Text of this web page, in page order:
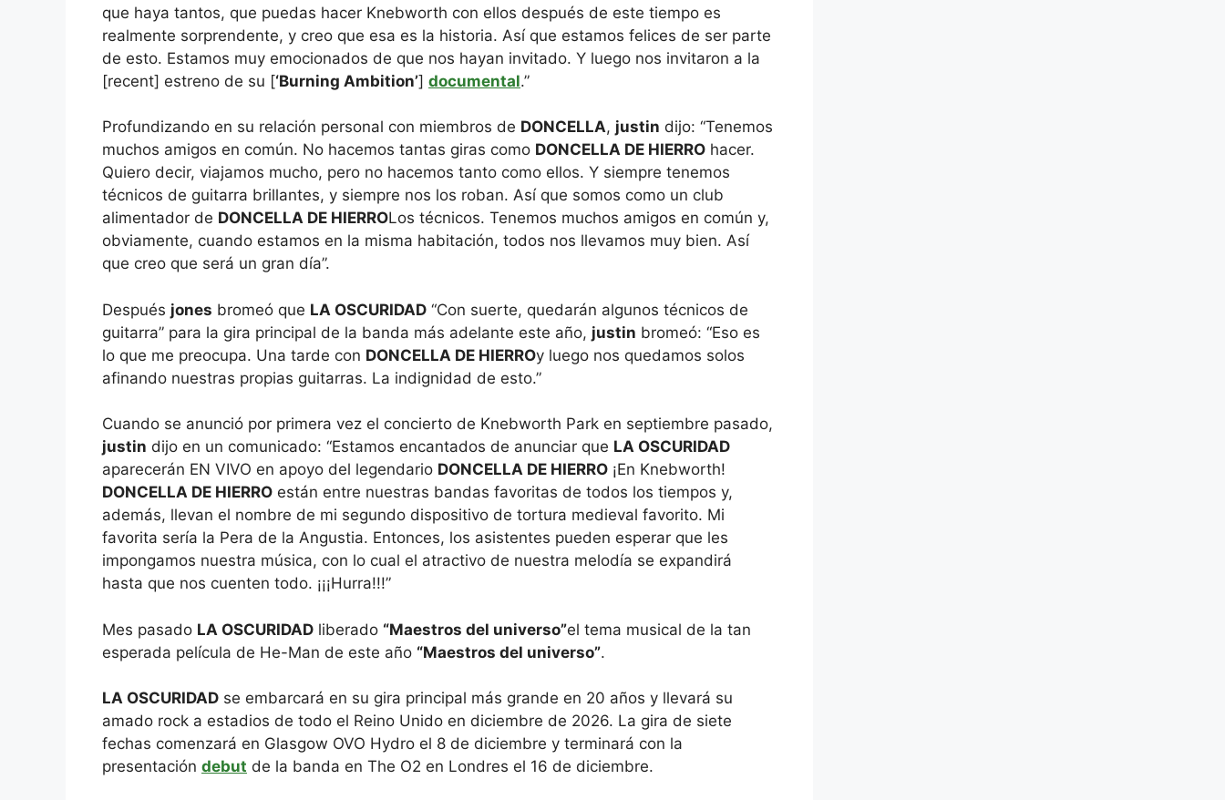
que haya tantos, que puedas hacer Knebworth con ellos después de este tiempo es
realmente sorprendente, y creo que esa es la historia. Así que estamos felices de ser parte
de esto. Estamos muy emocionados de que nos hayan invitado. Y luego nos invitaron a la
[recent] estreno de su [‘Burning Ambition’] documental.”
Profundizando en su relación personal con miembros de DONCELLA, justin dijo: “Tenemos
muchos amigos en común. No hacemos tantas giras como DONCELLA DE HIERRO hacer.
Quiero decir, viajamos mucho, pero no hacemos tanto como ellos. Y siempre tenemos
técnicos de guitarra brillantes, y siempre nos los roban. Así que somos como un club
alimentador de DONCELLA DE HIERROLos técnicos. Tenemos muchos amigos en común y,
obviamente, cuando estamos en la misma habitación, todos nos llevamos muy bien. Así
que creo que será un gran día”.
Después jones bromeó que LA OSCURIDAD “Con suerte, quedarán algunos técnicos de
guitarra” para la gira principal de la banda más adelante este año, justin bromeó: “Eso es
lo que me preocupa. Una tarde con DONCELLA DE HIERROy luego nos quedamos solos
afinando nuestras propias guitarras. La indignidad de esto.”
Cuando se anunció por primera vez el concierto de Knebworth Park en septiembre pasado,
justin dijo en un comunicado: “Estamos encantados de anunciar que LA OSCURIDAD
aparecerán EN VIVO en apoyo del legendario DONCELLA DE HIERRO ¡En Knebworth!
DONCELLA DE HIERRO están entre nuestras bandas favoritas de todos los tiempos y,
además, llevan el nombre de mi segundo dispositivo de tortura medieval favorito. Mi
favorita sería la Pera de la Angustia. Entonces, los asistentes pueden esperar que les
impongamos nuestra música, con lo cual el atractivo de nuestra melodía se expandirá
hasta que nos cuenten todo. ¡¡¡Hurra!!!”
Mes pasado LA OSCURIDAD liberado “Maestros del universo”el tema musical de la tan
esperada película de He-Man de este año “Maestros del universo”.
LA OSCURIDAD se embarcará en su gira principal más grande en 20 años y llevará su
amado rock a estadios de todo el Reino Unido en diciembre de 2026. La gira de siete
fechas comenzará en Glasgow OVO Hydro el 8 de diciembre y terminará con la
presentación debut de la banda en The O2 en Londres el 16 de diciembre.